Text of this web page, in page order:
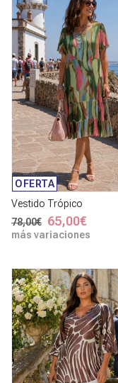
OFERTA
Vestido Trópico
78,00€ 65,00€
más variaciones